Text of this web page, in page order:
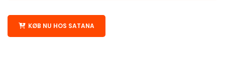
KØB NU HOS SATANA